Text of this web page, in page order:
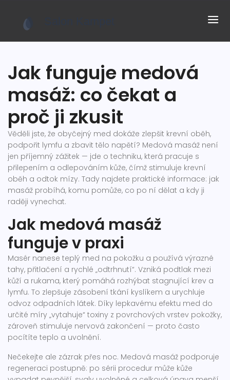
Jak funguje medová
masáž: co čekat a
proč ji zkusit
Věděli jste, že obyčejný med dokáže zlepšit krevní oběh,
podpořit lymfu a zbavit tělo napětí? Medová masáž není
jen příjemný zážitek — jde o techniku, která pracuje s
přilepením a odlepováním kůže, čímž stimuluje krevní
oběh a odtok mízy. Tady najdete praktické informace: jak
masáž probíhá, komu pomůže, co po ní dělat a kdy ji
raději vynechat.
Jak medová masáž
funguje v praxi
Masér nanese teplý med na pokožku a používá výrazné
tahy, přitlačení a rychlé „odtrhnutí“. Vzniká podtlak mezi
kůží a rukama, který pomáhá rozhýbat stagnující krev a
lymfu. To zlepšuje zásobení tkání kyslíkem a urychluje
odvoz odpadních látek. Díky lepkavému efektu med do
určité míry „vytahuje“ toxiny z povrchových vrstev pokožky,
zároveň stimuluje nervová zakončení — proto často
pocítíte teplo a uvolnění.
Nečekejte ale zázrak přes noc. Medová masáž podporuje
regeneraci postupně: po sérii procedur může kůže